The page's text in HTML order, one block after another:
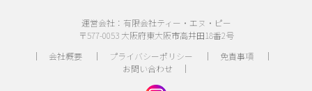
運営会社：有限会社ティー・エヌ・ピー
〒577-0053 大阪府東大阪市高井田18番2号
｜ 会社概要｜ プライバシーポリシー ｜ 免責事項｜
お問い合わせ ｜